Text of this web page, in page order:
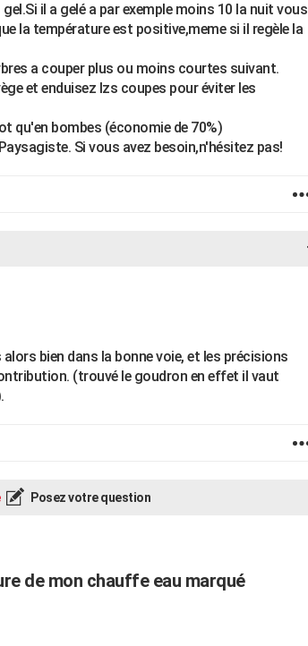
il a gelé a par exemple moins 10 la nuit vous
la température est positive,meme si il regèle la
a couper plus ou moins courtes suivant.
et enduisez lzs coupes pour éviter les
qu'en bombes (économie de 70%)
Si vous avez besoin,n'hésitez pas!
bien dans la bonne voie, et les précisions
(trouvé le goudron en effet il vaut
Posez votre question
de mon chauffe eau marqué